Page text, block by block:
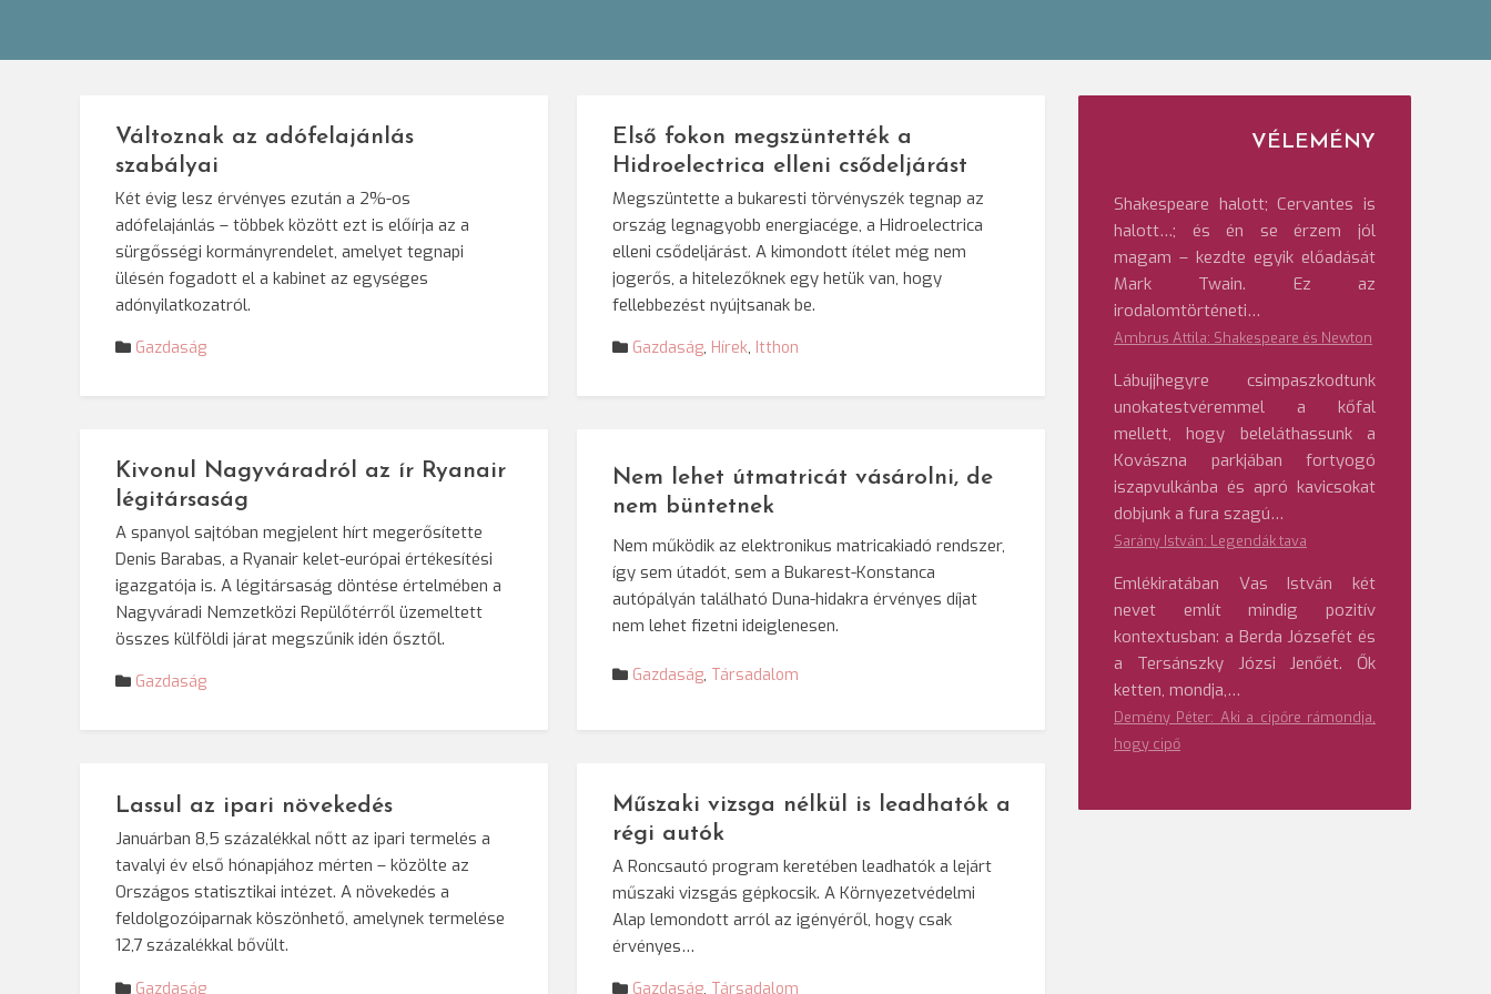
Változnak az adófelajánlás
szabályai
Két évig lesz érvényes ezután a 2%-os
adófelajánlás – többek között ezt is előírja az a
sürgősségi kormányrendelet, amelyet tegnapi
ülésén fogadott el a kabinet az egységes
adónyilatkozatról.
Gazdaság
Első fokon megszüntették a
Hidroelectrica elleni csődeljárást
Megszüntette a bukaresti törvényszék tegnap az
ország legnagyobb energiacége, a Hidroelectrica
elleni csődeljárást. A kimondott ítélet még nem
jogerős, a hitelezőknek egy hetük van, hogy
fellebbezést nyújtsanak be.
Gazdaság, Hírek, Itthon
Kivonul Nagyváradról az ír Ryanair
légitársaság
A spanyol sajtóban megjelent hírt megerősítette
Denis Barabas, a Ryanair kelet-európai értékesítési
igazgatója is. A légitársaság döntése értelmében a
Nagyváradi Nemzetközi Repülőtérről üzemeltett
összes külföldi járat megszűnik idén ősztől.
Gazdaság
Nem lehet útmatricát vásárolni, de
nem büntetnek
Nem működik az elektronikus matricakiadó rendszer,
így sem útadót, sem a Bukarest-Konstanca
autópályán található Duna-hidakra érvényes díjat
nem lehet fizetni ideiglenesen.
Gazdaság, Társadalom
Lassul az ipari növekedés
Januárban 8,5 százalékkal nőtt az ipari termelés a
tavalyi év első hónapjához mérten – közölte az
Országos statisztikai intézet. A növekedés a
feldolgozóiparnak köszönhető, amelynek termelése
12,7 százalékkal bővült.
Gazdaság
Műszaki vizsga nélkül is leadhatók a
régi autók
A Roncsautó program keretében leadhatók a lejárt
műszaki vizsgás gépkocsik. A Környezetvédelmi
Alap lemondott arról az igényéről, hogy csak
érvényes…
Gazdaság, Társadalom
VÉLEMÉNY
Shakespeare halott; Cervantes is
halott…; és én se érzem jól
magam – kezdte egyik előadását
Mark Twain. Ez az
irodalomtörténeti…
Ambrus Attila: Shakespeare és Newton
Lábujjhegyre csimpaszkodtunk
unokatestvéremmel a kőfal
mellett, hogy beleláthassunk a
Kovászna parkjában fortyogó
iszapvulkánba és apró kavicsokat
dobjunk a fura szagú…
Sarány István: Legendák tava
Emlékiratában Vas István két
nevet említ mindig pozitív
kontextusban: a Berda Józsefét és
a Tersánszky Józsi Jenőét. Ők
ketten, mondja,…
Demény Péter: Aki a cipőre rámondja,
hogy cipő